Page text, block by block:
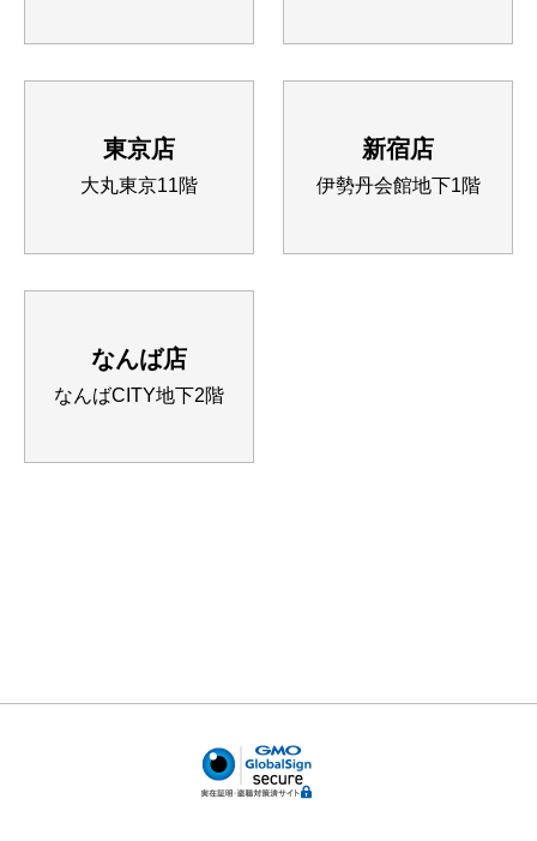
東京店
大丸東京11階
新宿店
伊勢丹会館地下1階
なんば店
なんばCITY地下2階